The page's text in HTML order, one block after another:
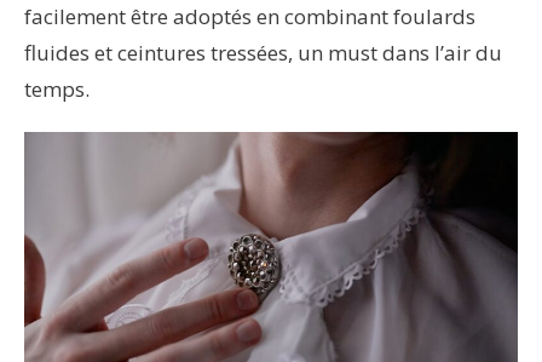
facilement être adoptés en combinant foulards
fluides et ceintures tressées, un must dans l’air du
temps.